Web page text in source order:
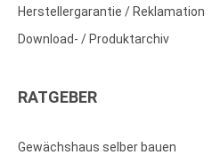
Herstellergarantie / Reklamation
Download- / Produktarchiv
RATGEBER
Gewächshaus selber bauen